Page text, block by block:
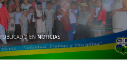
PUBLICADO ENNOTICIAS